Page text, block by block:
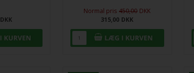
DKK
Normal pris 450,00 DKK
315,00 DKK